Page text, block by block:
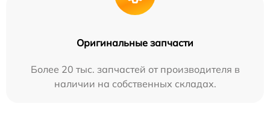
Оригинальные запчасти
Более 20 тыс. запчастей от производителя в
наличии на собственных складах.